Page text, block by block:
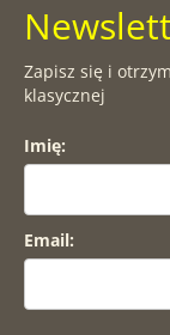
Zapisz się i
klasycznej
Imię:
Email: